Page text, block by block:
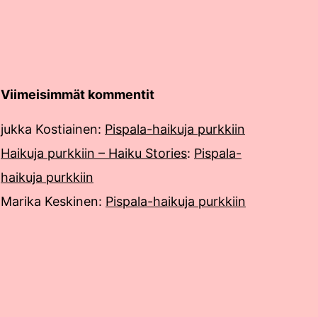
Viimeisimmät kommentit
jukka Kostiainen: Pispala-haikuja purkkiin
Haikuja purkkiin – Haiku Stories: Pispala-
haikuja purkkiin
Marika Keskinen: Pispala-haikuja purkkiin